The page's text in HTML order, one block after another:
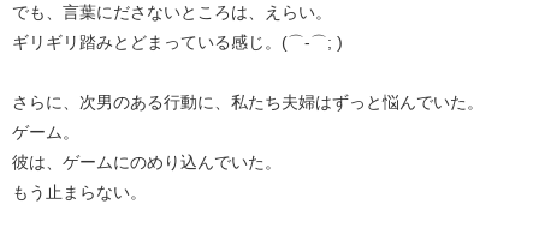
でも、言葉にださないところは、えらい。
ギリギリ踏みとどまっている感じ。(⌒-⌒; )
さらに、次男のある行動に、私たち夫婦はずっと悩んでいた。
ゲーム。
彼は、ゲームにのめり込んでいた。
もう止まらない。